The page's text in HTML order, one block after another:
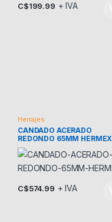
C$199.99 + IVA
Herrajes
CANDADO ACERADO
REDONDO 65MM HERMEX
C$574.99 + IVA